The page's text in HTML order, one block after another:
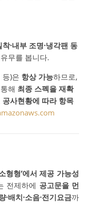
·내부 조명·냉각팬 동
유무를 봅니다.
등)은 항상 가능하므로,
해 최종 스펙을 재확
공사현황에 따라 항목
형형’에서 제공 가능성
전제하에 공고문을 먼
배치·소음·전기요금까